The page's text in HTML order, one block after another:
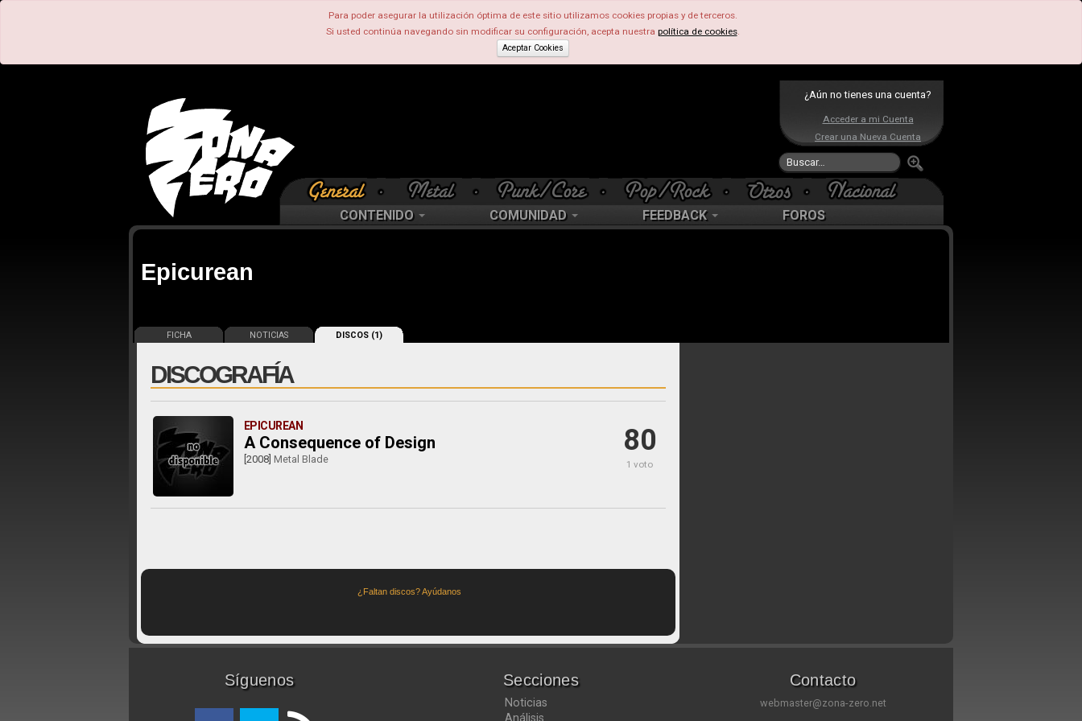
Para poder asegurar la utilización óptima de este sitio utilizamos cookies propias y de terceros.
Si usted continúa navegando sin modificar su configuración, acepta nuestra política de cookies.
Aceptar Cookies
¿Aún no tienes una cuenta?
Acceder a mi Cuenta
Crear una Nueva Cuenta
CONTENIDO COMUNIDAD FEEDBACK FOROS
Epicurean
FICHA NOTICIAS DISCOS (1)
DISCOGRAFÍA
80
1 voto
EPICUREAN
A Consequence of Design
[2008] Metal Blade
¿Faltan discos? Ayúdanos
Síguenos Secciones
Noticias
Análisis
Contacto
webmaster@zona-zero.net